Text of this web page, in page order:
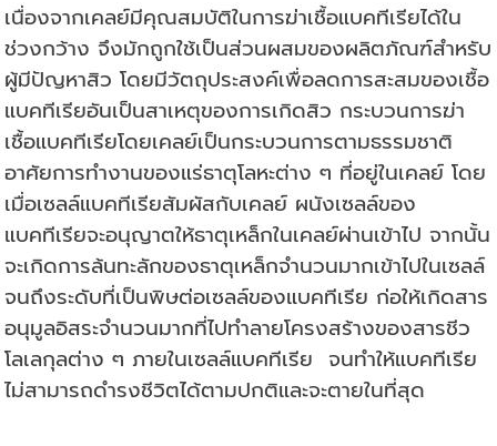
เนื่องจากเคลย์มีคุณสมบัติในการฆ่าเชื้อแบคทีเรียได้ใน
ช่วงกว้าง จึงมักถูกใช้เป็นส่วนผสมของผลิตภัณฑ์สำหรับ
ผู้มีปัญหาสิว โดยมีวัตถุประสงค์เพื่อลดการสะสมของเชื้อ
แบคทีเรียอันเป็นสาเหตุของการเกิดสิว กระบวนการฆ่า
เชื้อแบคทีเรียโดยเคลย์เป็นกระบวนการตามธรรมชาติ
อาศัยการทำงานของแร่ธาตุโลหะต่าง ๆ ที่อยู่ในเคลย์ โดย
เมื่อเซลล์แบคทีเรียสัมผัสกับเคลย์ ผนังเซลล์ของ
แบคทีเรียจะอนุญาตให้ธาตุเหล็กในเคลย์ผ่านเข้าไป จากนั้น
จะเกิดการล้นทะลักของธาตุเหล็กจำนวนมากเข้าไปในเซลล์
จนถึงระดับที่เป็นพิษต่อเซลล์ของแบคทีเรีย ก่อให้เกิดสาร
อนุมูลอิสระจำนวนมากที่ไปทำลายโครงสร้างของสารชีว
โลเลกุลต่าง ๆ ภายในเซลล์แบคทีเรีย จนทำให้แบคทีเรีย
ไม่สามารถดำรงชีวิตได้ตามปกติและจะตายในที่สุด